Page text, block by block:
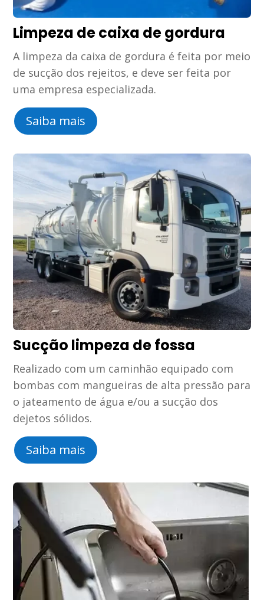
Limpeza de caixa de gordura
A limpeza da caixa de gordura é feita por meio
de sucção dos rejeitos, e deve ser feita por
uma empresa especializada.
Saiba mais
Sucção limpeza de fossa
Realizado com um caminhão equipado com
bombas com mangueiras de alta pressão para
o jateamento de água e/ou a sucção dos
dejetos sólidos.
Saiba mais